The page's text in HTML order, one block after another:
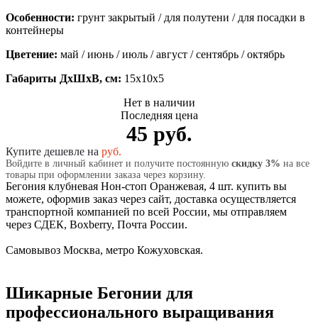
Особенности: грунт закрытый / для полутени / для посадки в
контейнеры
Цветение: май / июнь / июль / август / сентябрь / октябрь
Габариты ДхШхВ, см: 15x10x5
Нет в наличии
Последняя цена
45 руб.
Купите дешевле на руб.
Войдите в личный кабинет и получите постоянную скидку 3% на все
товары при оформлении заказа через корзину.
Бегония клубневая Нон-стоп Оранжевая, 4 шт. купить вы
можете, оформив заказ через сайт, доставка осуществляется
транспортной компанией по всей России, мы отправляем
через СДЕК, Boxberry, Почта России.
Самовывоз Москва, метро Кожуховская.
Шикарные Бегонии для
профессионального выращивания